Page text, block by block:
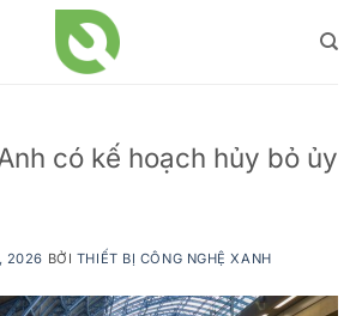
có kế hoạch hủy bỏ ủy
2026 BỞI THIẾT BỊ CÔNG NGHỆ XANH